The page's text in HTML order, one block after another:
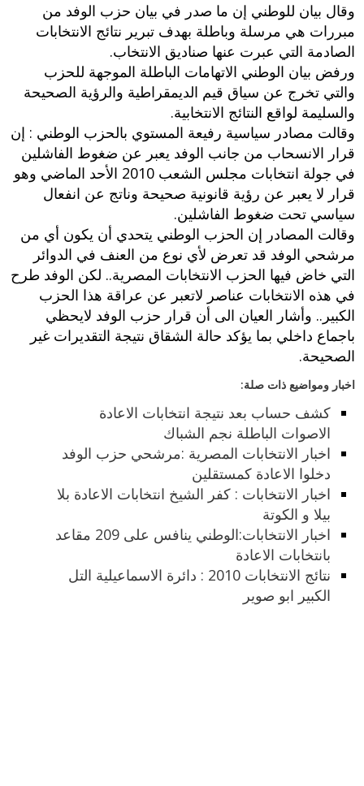
وقال بيان للوطني إن ما صدر في بيان حزب الوفد من
مبررات هي مرسلة وباطلة بهدف تبرير نتائج الانتخابات
الصادمة التي عبرت عنها صناديق الانتخاب.
ورفض بيان الوطني الاتهامات الباطلة الموجهة للحزب
والتي تخرج عن سياق قيم الديمقراطية والرؤية الصحيحة
والسليمة لواقع النتائج الانتخابية.
وقالت مصادر سياسية رفيعة المستوي بالحزب الوطني : إن
قرار الانسحاب من جانب الوفد يعبر عن ضغوط الفاشلين
في جولة انتخابات مجلس الشعب 2010 الأحد الماضي وهو
قرار لا يعبر عن رؤية قانونية صحيحة وناتج عن انفعال
سياسي تحت ضغوط الفاشلين.
وقالت المصادر إن الحزب الوطني يتحدي أن يكون أي من
مرشحي الوفد قد تعرض لأي نوع من العنف في الدوائر
التي خاض فيها الحزب الانتخابات المصرية.. لكن الوفد طرح
في هذه الانتخابات عناصر لاتعبر عن عراقة هذا الحزب
الكبير.. وأشار العيان الى أن قرار حزب الوفد لايحظي
باجماع داخلي بما يؤكد حالة الشقاق نتيجة التقديرات غير
الصحيحة.
اخبار ومواضيع ذات صلة:
كشف حساب بعد نتيجة انتخابات الاعادة
الاصوات الباطلة نجم الشباك
اخبار الانتخابات المصرية :مرشحي حزب الوفد
دخلوا الاعادة كمستقلين
اخبار الانتخابات : كفر الشيخ انتخابات الاعادة بلا
بيلا و الكوتة
اخبار الانتخابات:الوطني ينافس على 209 مقاعد
بانتخابات الاعادة
نتائج الانتخابات 2010 : دائرة الاسماعيلية التل
الكبير ابو صوير